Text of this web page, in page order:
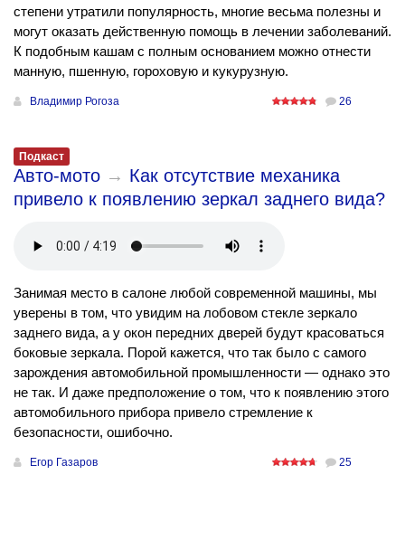
степени утратили популярность, многие весьма полезны и
могут оказать действенную помощь в лечении заболеваний.
К подобным кашам с полным основанием можно отнести
манную, пшенную, гороховую и кукурузную.
Владимир Рогоза 26
Подкаст
Авто-мото → Как отсутствие механика
привело к появлению зеркал заднего вида?
Занимая место в салоне любой современной машины, мы
уверены в том, что увидим на лобовом стекле зеркало
заднего вида, а у окон передних дверей будут красоваться
боковые зеркала. Порой кажется, что так было с самого
зарождения автомобильной промышленности — однако это
не так. И даже предположение о том, что к появлению этого
автомобильного прибора привело стремление к
безопасности, ошибочно.
Егор Газаров 25